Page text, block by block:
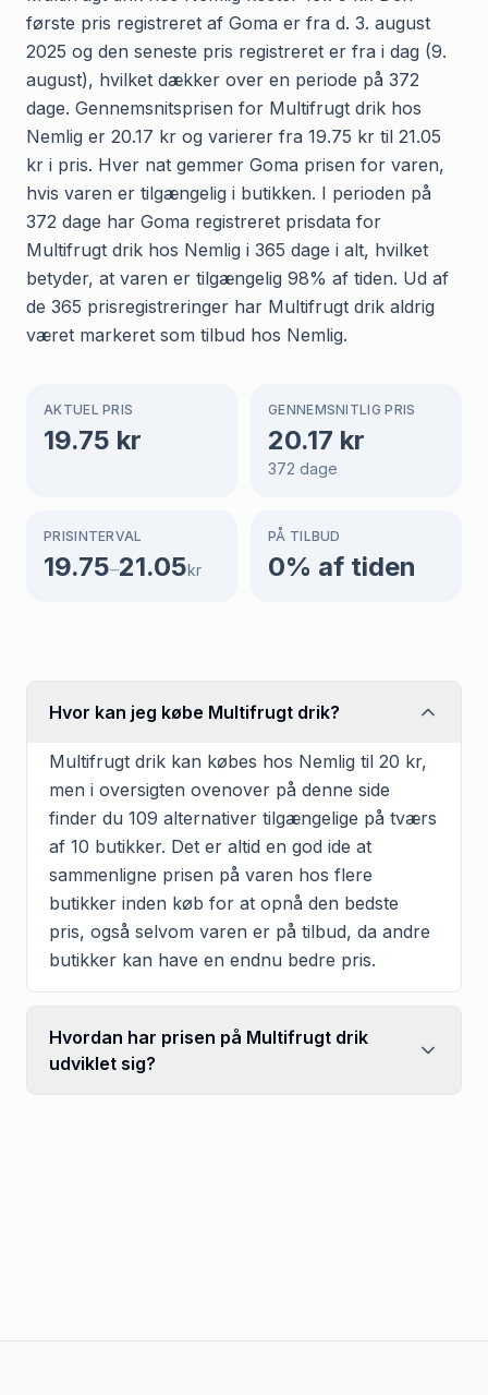
første pris registreret af Goma er fra d. 3. august
2025 og den seneste pris registreret er fra i dag (9.
august), hvilket dækker over en periode på 372
dage. Gennemsnitsprisen for Multifrugt drik hos
Nemlig er 20.17 kr og varierer fra 19.75 kr til 21.05
kr i pris. Hver nat gemmer Goma prisen for varen,
hvis varen er tilgængelig i butikken. I perioden på
372 dage har Goma registreret prisdata for
Multifrugt drik hos Nemlig i 365 dage i alt, hvilket
betyder, at varen er tilgængelig 98% af tiden. Ud af
de 365 prisregistreringer har Multifrugt drik aldrig
været markeret som tilbud hos Nemlig.
AKTUEL PRIS
19.75 kr
GENNEMSNITLIG PRIS
20.17 kr
372 dage
PRISINTERVAL
19.75–21.05kr
PÅ TILBUD
0% af tiden
Hvor kan jeg købe Multifrugt drik?
Multifrugt drik kan købes hos Nemlig til 20 kr,
men i oversigten ovenover på denne side
finder du 109 alternativer tilgængelige på tværs
af 10 butikker. Det er altid en god ide at
sammenligne prisen på varen hos flere
butikker inden køb for at opnå den bedste
pris, også selvom varen er på tilbud, da andre
butikker kan have en endnu bedre pris.
Hvordan har prisen på Multifrugt drik
udviklet sig?